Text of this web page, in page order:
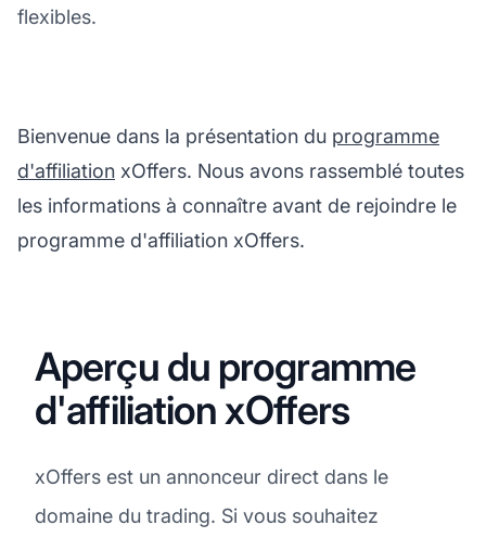
flexibles.
Bienvenue dans la présentation du programme
d'affiliation xOffers. Nous avons rassemblé toutes
les informations à connaître avant de rejoindre le
programme d'affiliation xOffers.
Aperçu du programme
d'affiliation xOffers
xOffers est un annonceur direct dans le
domaine du trading. Si vous souhaitez